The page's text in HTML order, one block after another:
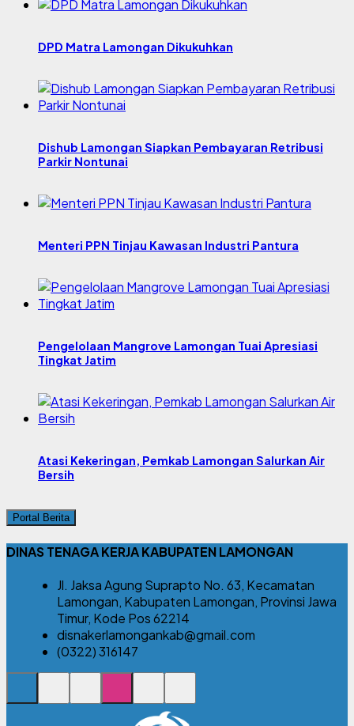
DPD Matra Lamongan Dikukuhkan
Dishub Lamongan Siapkan Pembayaran Retribusi
Parkir Nontunai
Menteri PPN Tinjau Kawasan Industri Pantura
Pengelolaan Mangrove Lamongan Tuai Apresiasi
Tingkat Jatim
Atasi Kekeringan, Pemkab Lamongan Salurkan Air
Bersih
Portal Berita
DINAS TENAGA KERJA KABUPATEN LAMONGAN
Jl. Jaksa Agung Suprapto No. 63, Kecamatan
Lamongan, Kabupaten Lamongan, Provinsi Jawa
Timur, Kode Pos 62214
disnakerlamongankab@gmail.com
(0322) 316147